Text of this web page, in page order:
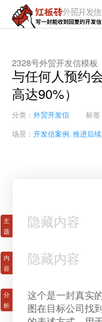
红
砖
外
贸
开
发
信
封
能
收
到
回
复
2328号外贸开发信模板
与任何人预约
高达90%）
分类： 外贸开发信 标签
场景： 开发信案例 推进后
隐藏内容
隐藏内容
这个是一封真实
图在目标公司找